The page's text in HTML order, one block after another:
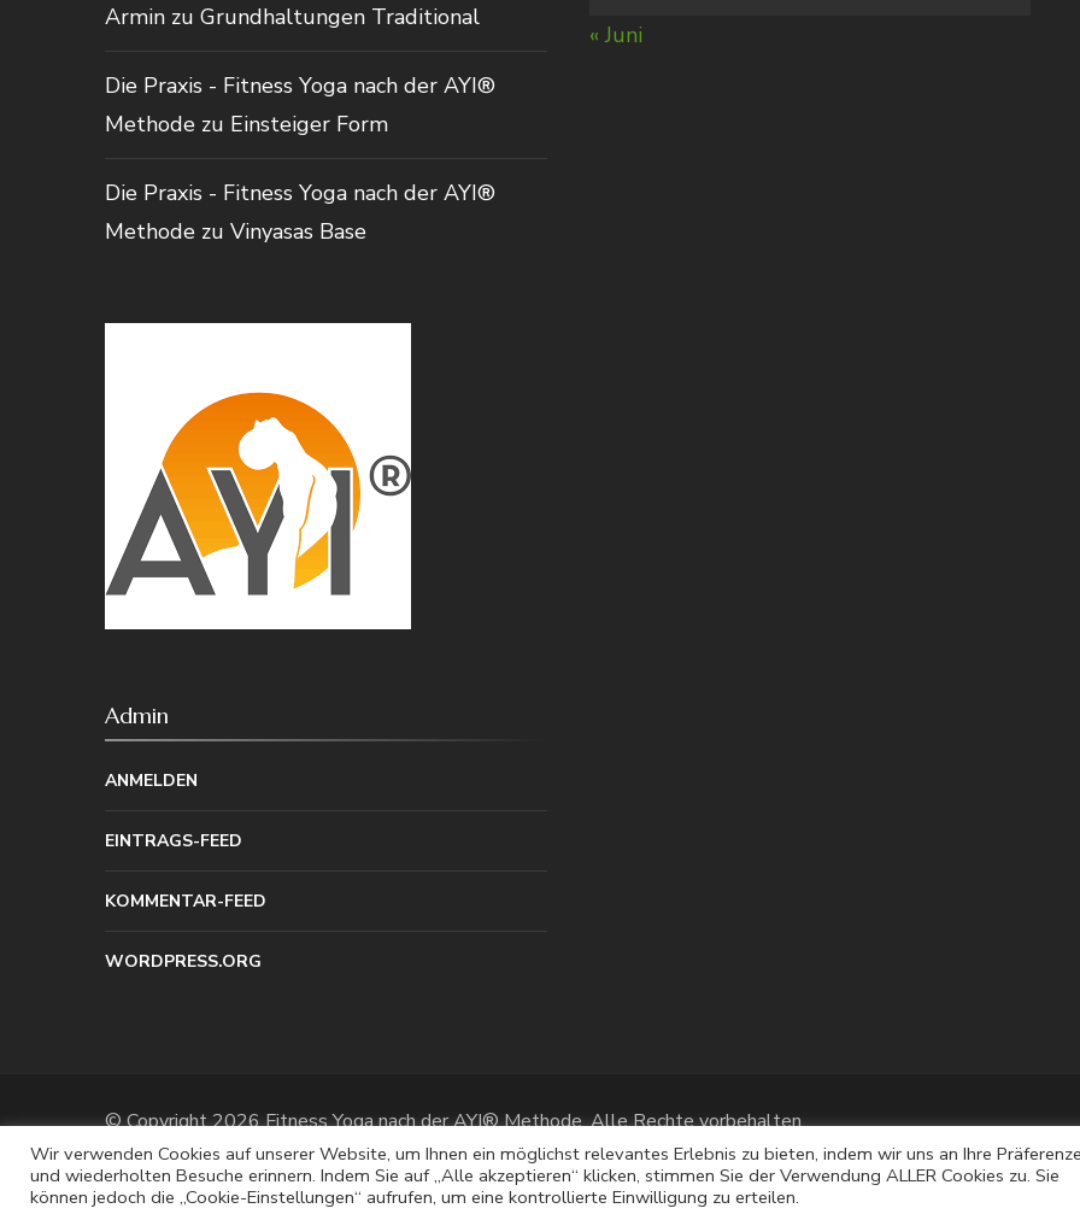
Armin zu Grundhaltungen Traditional
Die Praxis - Fitness Yoga nach der AYI®
Methode zu Einsteiger Form
Die Praxis - Fitness Yoga nach der AYI®
Methode zu Vinyasas Base
Admin
ANMELDEN
EINTRAGS-FEED
KOMMENTAR-FEED
WORDPRESS.ORG
« Juni
© Copyright 2026Fitness Yoga nach der AYI® Methode. Alle Rechte vorbehalten.
Blossom Spa | Entwickelt vonBlossom Themes. Präsentiert vonWordPress.
Wir verwenden Cookies auf unserer Website, um Ihnen ein möglichst relevantes Erlebnis zu bieten, indem wir uns an Ihre
und wiederholten Besuche erinnern. Indem Sie auf „Alle akzeptieren“ klicken, stimmen Sie der Verwendung ALLER Cookies zu. Sie
können jedoch die „Cookie-Einstellungen“ aufrufen, um eine kontrollierte Einwilligung zu erteilen.
PHP Code Snippets